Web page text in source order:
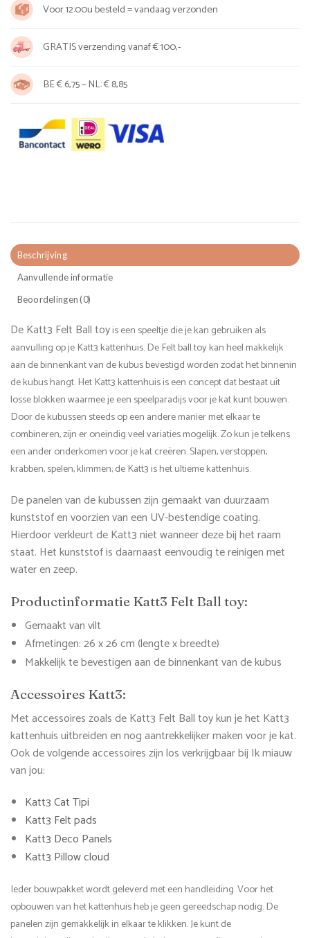
Voor 12:00u besteld = vandaag verzonden
GRATIS verzending vanaf € 100,-
BE € 6,75 – NL: € 8,85
Beschrijving
Aanvullende informatie
Beoordelingen (0)
De Katt3 Felt Ball toyis een speeltje die je kan gebruiken als
aanvulling op je Katt3 kattenhuis. De Felt ball toy kan heel makkelijk
aan de binnenkant van de kubus bevestigd worden zodat het binnenin
de kubus hangt. Het Katt3 kattenhuis is een concept dat bestaat uit
losse blokken waarmee je een speelparadijs voor je kat kunt bouwen.
Door de kubussen steeds op een andere manier met elkaar te
combineren, zijn er oneindig veel variaties mogelijk. Zo kun je telkens
een ander onderkomen voor je kat creëren. Slapen, verstoppen,
krabben, spelen, klimmen; de Katt3 is het ultieme kattenhuis.
De panelen van de kubussen zijn gemaakt van duurzaam
kunststof en voorzien van een UV-bestendige coating.
Hierdoor verkleurt de Katt3 niet wanneer deze bij het raam
staat. Het kunststof is daarnaast eenvoudig te reinigen met
water en zeep.
Productinformatie Katt3 Felt Ball toy:
Gemaakt van vilt
Afmetingen: 26 x 26 cm (lengte x breedte)
Makkelijk te bevestigen aan de binnenkant van de kubus
Accessoires Katt3:
Met accessoires zoals de Katt3 Felt Ball toy kun je het Katt3
kattenhuis uitbreiden en nog aantrekkelijker maken voor je kat.
Ook de volgende accessoires zijn los verkrijgbaar bij Ik miauw
van jou:
Katt3 Cat Tipi
Katt3 Felt pads
Katt3 Deco Panels
Katt3 Pillow cloud
Ieder bouwpakket wordt geleverd met een handleiding. Voor het
opbouwen van het kattenhuis heb je geen gereedschap nodig. De
panelen zijn gemakkelijk in elkaar te klikken. Je kunt de